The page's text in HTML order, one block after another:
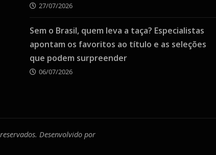
27/07/2026
Sem o Brasil, quem leva a taça? Especialistas
apontam os favoritos ao título e as seleções
que podem surpreender
06/07/2026
Desenvolvido por